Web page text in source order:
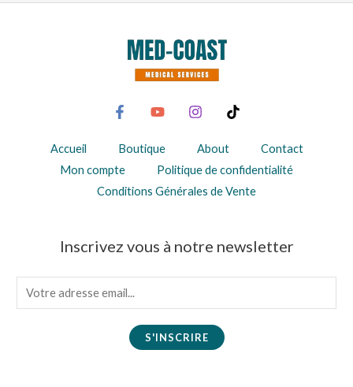
Accueil Boutique About
Contact
Mon compte
Politique de confidentialité
Conditions Générales de Vente
Inscrivez vous à notre newsletter
m
S'INSCRIRE